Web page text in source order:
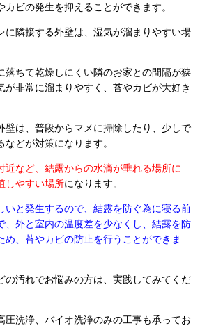
ビの発生を抑えることができます。
に隣接する外壁は、湿気が溜まりやすい場
落ちて乾燥しにくい隣のお家との間隔が狭
が非常に溜まりやすく、苔やカビが大好き
壁は、普段からマメに掃除したり、少しで
どが対策になります。
近など、結露からの水滴が垂れる場所に
しやすい場所になります。
いと発生するので、結露を防ぐ為に寝る前
、外と室内の温度差を少なくし、結露を防
め、苔やカビの防止を行うことができま
の汚れでお悩みの方は、実践してみてくだ
圧洗浄、バイオ洗浄のみの工事も承ってお